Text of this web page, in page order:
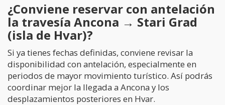
¿Conviene reservar con antelación
la travesía Ancona → Stari Grad
(isla de Hvar)?
Si ya tienes fechas definidas, conviene revisar la
disponibilidad con antelación, especialmente en
periodos de mayor movimiento turístico. Así podrás
coordinar mejor la llegada a Ancona y los
desplazamientos posteriores en Hvar.